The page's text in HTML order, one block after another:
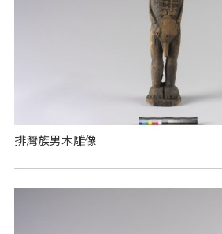
排灣族男木雕像